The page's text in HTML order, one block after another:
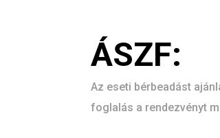
ÁSZF:
Az eseti bérbeadást
foglalás a rendezvényt